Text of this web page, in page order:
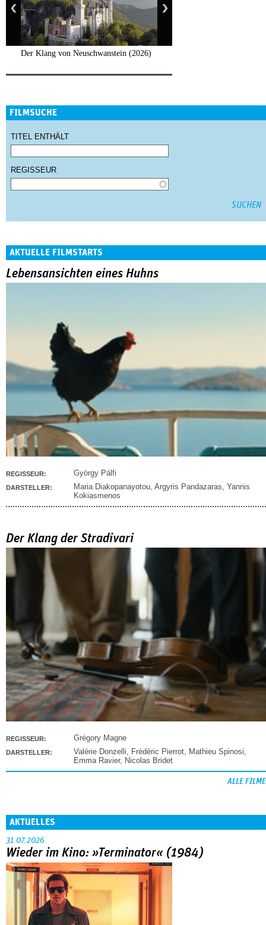
Der Klang von Neuschwanstein (2026)
FILMSUCHE
TITEL ENTHÄLT
REGISSEUR
AKTUELLE FILMSTARTS
Lebensansichten eines Huhns
REGISSEUR: György Pálfi
DARSTELLER: Maria Diakopanayotou Argyris Pandazaras Yannis
Kokiasmenos
Der Klang der Stradivari
REGISSEUR: Grégory Magne
DARSTELLER: Valérie Donzelli Frédéric Pierrot Mathieu Spinosi
Emma Ravier, Nicolas Bridet
ALLE FILME
AKTUELLES
31.07.2026
Wieder im Kino: »Terminator« (1984)